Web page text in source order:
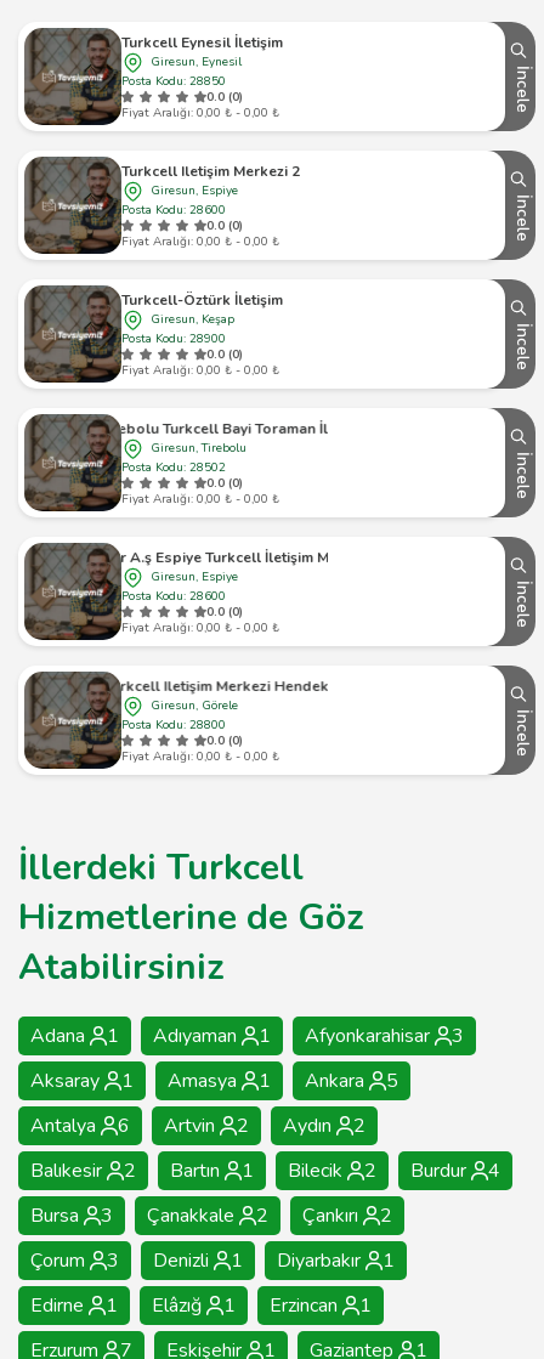
Turkcell Eynesil İletişim
Giresun, Eynesil
Posta Kodu: 28850
0.0 (0)
Fiyat Aralığı: 0,00 ₺ - 0,00 ₺
İncele
Turkcell Iletişim Merkezi 2
Giresun, Espiye
Posta Kodu: 28600
0.0 (0)
Fiyat Aralığı: 0,00 ₺ - 0,00 ₺
İncele
Turkcell-Öztürk İletişim
Giresun, Keşap
Posta Kodu: 28900
0.0 (0)
Fiyat Aralığı: 0,00 ₺ - 0,00 ₺
İncele
Tirebolu Turkcell Bayi Toraman İletişim
Giresun, Tirebolu
Posta Kodu: 28502
0.0 (0)
Fiyat Aralığı: 0,00 ₺ - 0,00 ₺
İncele
Atar A.ş Espiye Turkcell İletişim Merkezi
Giresun, Espiye
Posta Kodu: 28600
0.0 (0)
Fiyat Aralığı: 0,00 ₺ - 0,00 ₺
İncele
Turkcell Iletişim Merkezi Hendekbaşı
Giresun, Görele
Posta Kodu: 28800
0.0 (0)
Fiyat Aralığı: 0,00 ₺ - 0,00 ₺
İncele
İllerdeki Turkcell
Hizmetlerine de Göz
Atabilirsiniz
Adana 1 Adıyaman 1 Afyonkarahisar
3
Aksaray
1 Amasya 1 Ankara
5
Antalya
6 Artvin 2 Aydın
2
Balıkesir
2 Bartın 1 Bilecik 2 Burdur
4
Bursa
3 Çanakkale 2 Çankırı
2
Çorum
3 Denizli 1 Diyarbakır
1
Edirne
1 Elâzığ 1 Erzincan
1
Erzurum
7 Eskişehir 1 Gaziantep 1